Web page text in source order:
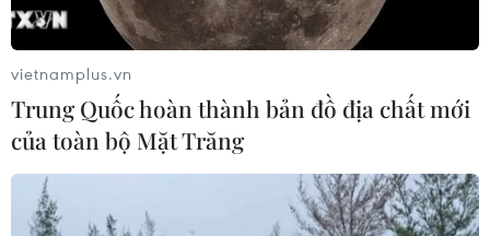
vietnamplus.vn
Trung Quốc hoàn thành bản đồ địa chất mới
của toàn bộ Mặt Trăng